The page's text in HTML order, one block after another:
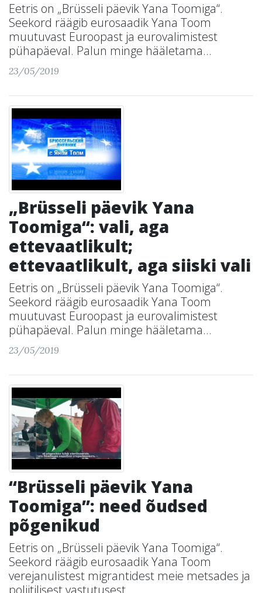
Eetris on „Brüsseli päevik Yana Toomiga“.
Seekord räägib eurosaadik Yana Toom
muutuvast Euroopast ja eurovalimistest
pühapäeval. Palun minge hääletama...
23/05/2019
„Brüsseli päevik Yana
Toomiga“: vali, aga
ettevaatlikult;
ettevaatlikult, aga siiski vali
Eetris on „Brüsseli päevik Yana Toomiga“.
Seekord räägib eurosaadik Yana Toom
muutuvast Euroopast ja eurovalimistest
pühapäeval. Palun minge hääletama...
23/05/2019
“Brüsseli päevik Yana
Toomiga”: need õudsed
põgenikud
Eetris on „Brüsseli päevik Yana Toomiga“.
Seekord räägib eurosaadik Yana Toom
verejanulistest migrantidest meie metsades ja
poliitilisest vastutusest....